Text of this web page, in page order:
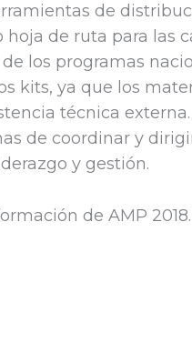
de
de ruta para las
los programas
kits, ya que los
técnica
de coordinar y
y gestión.
de AMP 2018.